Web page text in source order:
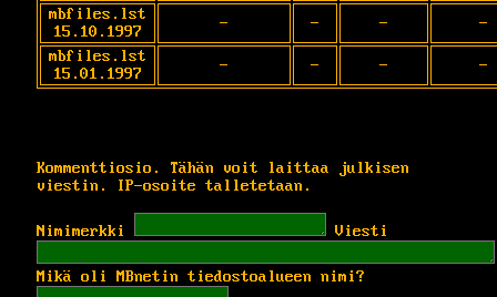
mbfiles.lst
15.10.1997
- - -
-
mbfiles.lst
15.01.1997
- - - -
Kommenttiosio. Tähän voit laittaa julkisen
viestin. IP-osoite talletetaan.
Nimimerkki Viesti
Mikä oli MBnetin tiedostoalueen nimi?